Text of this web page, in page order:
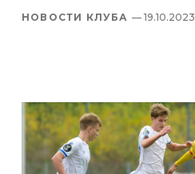
НОВОСТИ КЛУБА — 19.10.2023